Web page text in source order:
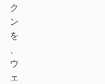
ク
ン
を
、
ウ
ェ